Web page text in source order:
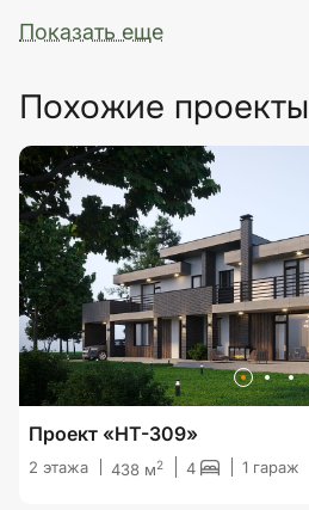
Показать еще
Похожие проекты
Проект «HT-309»
2 этажа 438 м2 4 1 гараж